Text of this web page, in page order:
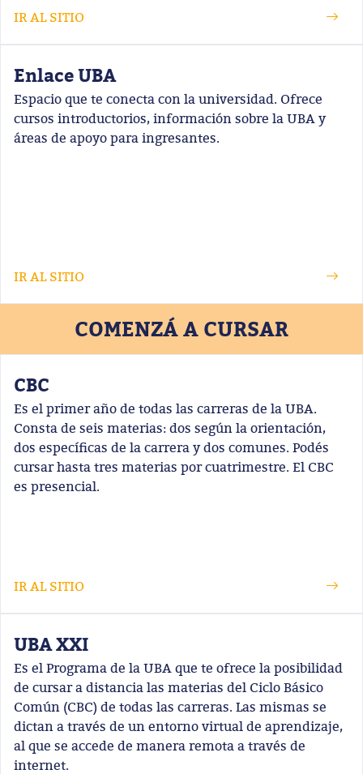
IR AL SITIO
Enlace UBA
Espacio que te conecta con la universidad. Ofrece
cursos introductorios, información sobre la UBA y
áreas de apoyo para ingresantes.
IR AL SITIO
COMENZÁ A CURSAR
CBC
Es el primer año de todas las carreras de la UBA.
Consta de seis materias: dos según la orientación,
dos específicas de la carrera y dos comunes. Podés
cursar hasta tres materias por cuatrimestre. El CBC
es presencial.
IR AL SITIO
UBA XXI
Es el Programa de la UBA que te ofrece la posibilidad
de cursar a distancia las materias del Ciclo Básico
Común (CBC) de todas las carreras. Las mismas se
dictan a través de un entorno virtual de aprendizaje,
al que se accede de manera remota a través de
internet.